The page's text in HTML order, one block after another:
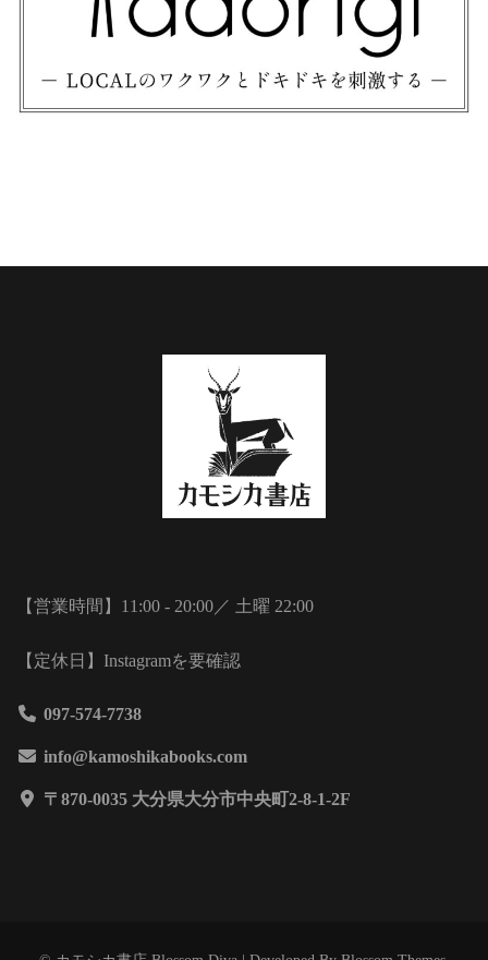
【営業時間】11:00 - 20:00／ 土曜 22:00
【定休日】Instagramを要確認
097-574-7738
info@kamoshikabooks.com
〒870-0035 大分県大分市中央町2-8-1-2F